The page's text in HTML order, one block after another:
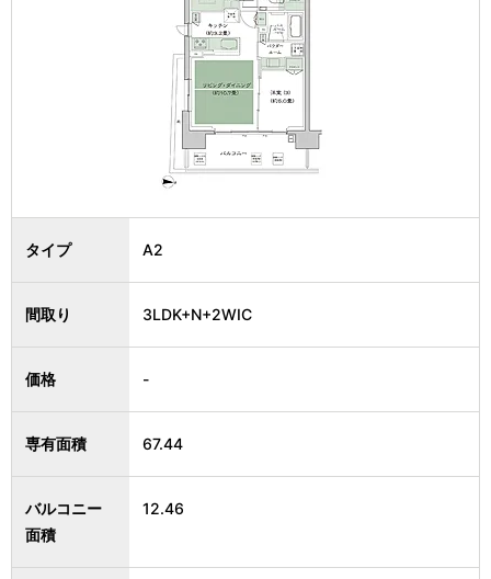
タイプ A2
間取り 3LDK+N+2WIC
価格 -
専有面積 67.44
バルコニー
面積
12.46